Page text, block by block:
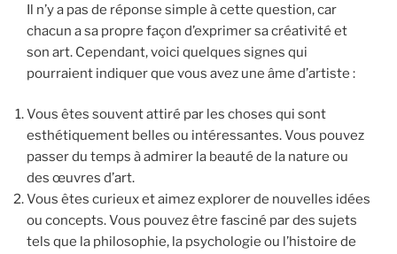
Il n’y a pas de réponse simple à cette question, car
chacun a sa propre façon d’exprimer sa créativité et
son art. Cependant, voici quelques signes qui
pourraient indiquer que vous avez une âme d’artiste :
Vous êtes souvent attiré par les choses qui sont
esthétiquement belles ou intéressantes. Vous pouvez
passer du temps à admirer la beauté de la nature ou
des œuvres d’art.
Vous êtes curieux et aimez explorer de nouvelles idées
ou concepts. Vous pouvez être fasciné par des sujets
tels que la philosophie, la psychologie ou l’histoire de